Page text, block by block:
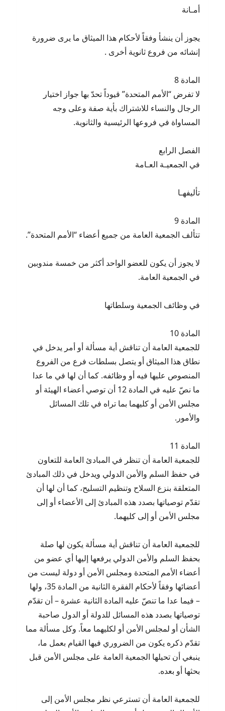
أمـانة
‏يجوز أن ينشأ وفقاً لأحكام هذا الميثاق ما يرى ضرورة
إنشائه من فروع ثانوية أخرى .
المادة 8
لا تفرض “الأمم المتحدة” قيوداً تحدّ بها جواز اختيار
الرجال والنساء للاشتراك بأية صفة وعلى وجه
المساواة في فروعها الرئيسية والثانوية.
الفصل الرابع
في الجمعيـة العـامة
تأليفهـا
المادة 9
تتألف الجمعية العامة من جميع أعضاء “الأمم المتحدة”.
لا يجوز أن يكون للعضو الواحد أكثر من خمسة مندوبين
في الجمعية العامة.
في وظائف الجمعية وسلطاتها
المادة 10
للجمعية العامة أن تناقش أية مسألة أو أمر يدخل في
نطاق هذا الميثاق أو يتصل بسلطات فرع من الفروع
المنصوص عليها فيه أو وظائفه. كما أن لها في ما عدا
ما نصّ عليه في المادة 12 أن توصي أعضاء الهيئة أو
مجلس الأمن أو كليهما بما تراه في تلك المسائل
والأمور.
المادة 11
للجمعية العامة أن تنظر في المبادئ العامة للتعاون
في حفظ السلم والأمن الدولي ويدخل في ذلك المبادئ
المتعلقة بنزع السلاح وتنظيم التسليح، كما أن لها أن
تقدّم توصياتها بصدد هذه المبادئ إلى الأعضاء أو إلى
مجلس الأمن أو إلى كليهما.
للجمعية العامة أن تناقش أية مسألة يكون لها صلة
بحفظ السلم والأمن الدولي يرفعها إليها أي عضو من
أعضاء الأمم المتحدة ومجلس الأمن أو دولة ليست من
أعضائها وفقاً لأحكام الفقرة الثانية من المادة 35، ولها
– فيما عدا ما تنصّ عليه المادة الثانية عشرة – أن تقدّم
توصياتها بصدد هذه المسائل للدولة أو الدول صاحبة
الشأن أو لمجلس الأمن أو لكليهما معاً. وكل مسألة مما
تقدّم ذكره يكون من الضروري فيها القيام بعمل ما،
ينبغي أن تحيلها الجمعية العامة على مجلس الأمن قبل
بحثها أو بعده.
للجمعية العامة أن تسترعي نظر مجلس الأمن إلى